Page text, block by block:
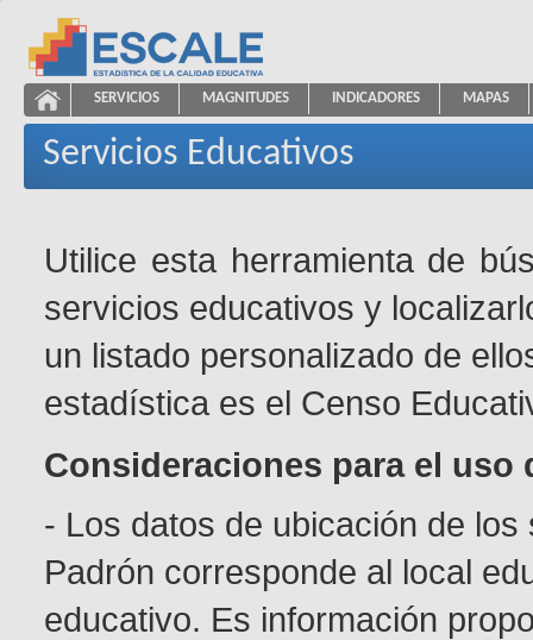
ESCALE - Unidad de Estadística Educativa
Servicios Educativos
NAVEGACIÓN
SERVICIOS MAGNITUDES INDICADORES MAPAS
Servicios Educativos
Utilice esta herramienta de
servicios educativos y
un listado personalizado de
estadística es el Censo
Consideraciones para el uso
- Los datos de ubicación de
Padrón corresponde al local
educativo. Es información